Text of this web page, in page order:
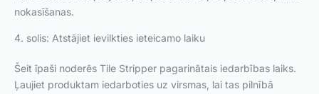
nokasīšanas.
4. solis: Atstājiet ievilkties ieteicamo laiku
Šeit īpaši noderēs Tile Stripper pagarinātais iedarbības laiks.
Ļaujiet produktam iedarboties uz virsmas, lai tas pilnībā